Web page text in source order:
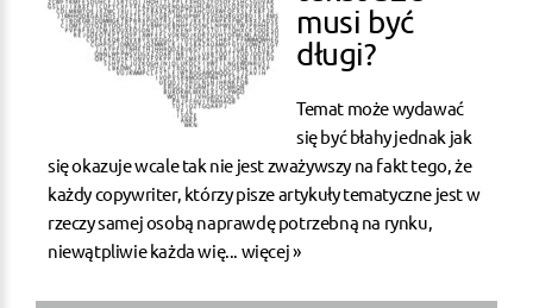
musi być
długi?
Temat może wydawać
się być błahy jednak jak
się okazuje wcale tak nie jest zważywszy na fakt tego, że
każdy copywriter, którzy pisze artykuły tematyczne jest w
rzeczy samej osobą naprawdę potrzebną na rynku,
niewątpliwie każda wię... więcej »